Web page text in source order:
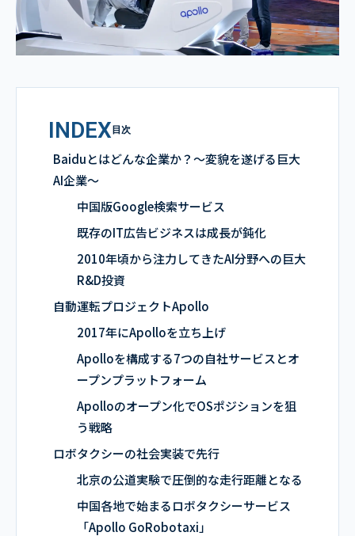
INDEX 目次
Baiduとはどんな企業か？～変貌を遂げる巨大
AI企業～
中国版Google検索サービス
既存のIT広告ビジネスは成長が鈍化
2010年頃から注力してきたAI分野への巨大
R&D投資
自動運転プロジェクトApollo
2017年にApolloを立ち上げ
Apolloを構成する7つの自社サービスとオ
ープンプラットフォーム
Apolloのオープン化でOSポジションを狙
う戦略
ロボタクシーの社会実装で先行
北京の公道実験で圧倒的な走行距離となる
中国各地で始まるロボタクシーサービス
「Apollo GoRobotaxi」